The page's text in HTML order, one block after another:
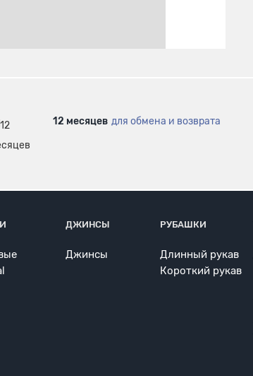
12 месяцев для обмена и возврата
ДЖИНСЫ
Джинсы
РУБАШКИ
Длинный рукав
Короткий рукав